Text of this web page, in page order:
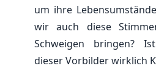
um ihre
wir auch diese
Schweigen bringen?
dieser Vorbilder wirklich